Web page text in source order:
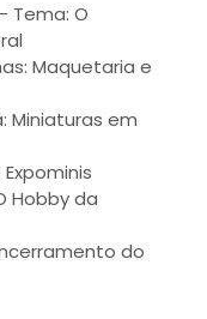
Tema: O
Maquetaria e
Miniaturas em
Hobby da
do